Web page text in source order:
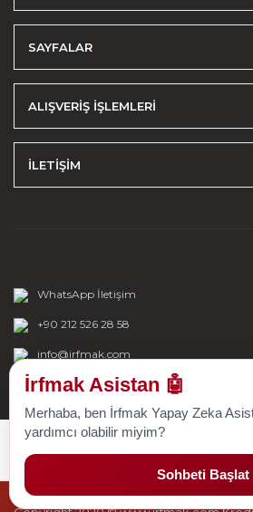
SAYFALAR
ALIŞVERİŞ İŞLEMLERİ
İLETİŞİM
WhatsApp İletişim
+90 212 526 28 58
info@irfmak.com
İrfmak Asistan 🤖
Merhaba, ben İrfmak Yapay Zeka
yardımcı olabilir miyim?
Sohbeti Başlat